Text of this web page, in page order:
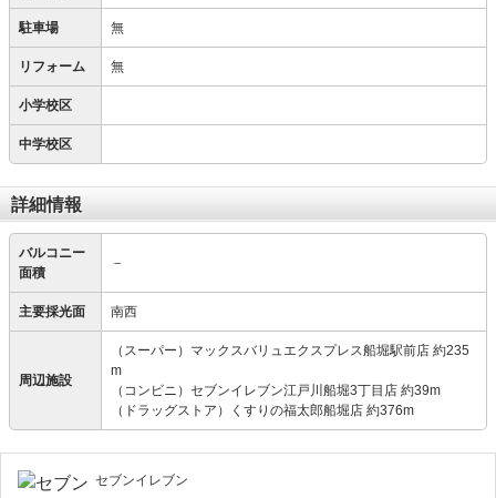
駐車場 無
リフォーム 無
小学校区
中学校区
詳細情報
バルコニー
面積
－
主要採光面 南西
周辺施設
（スーパー）マックスバリュエクスプレス船堀駅前店 約235
m
（コンビニ）セブンイレブン江戸川船堀3丁目店 約39m
（ドラッグストア）くすりの福太郎船堀店 約376m
セブンイレブン